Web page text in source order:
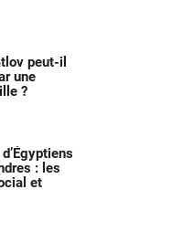
peut-il
une
?
: les
et